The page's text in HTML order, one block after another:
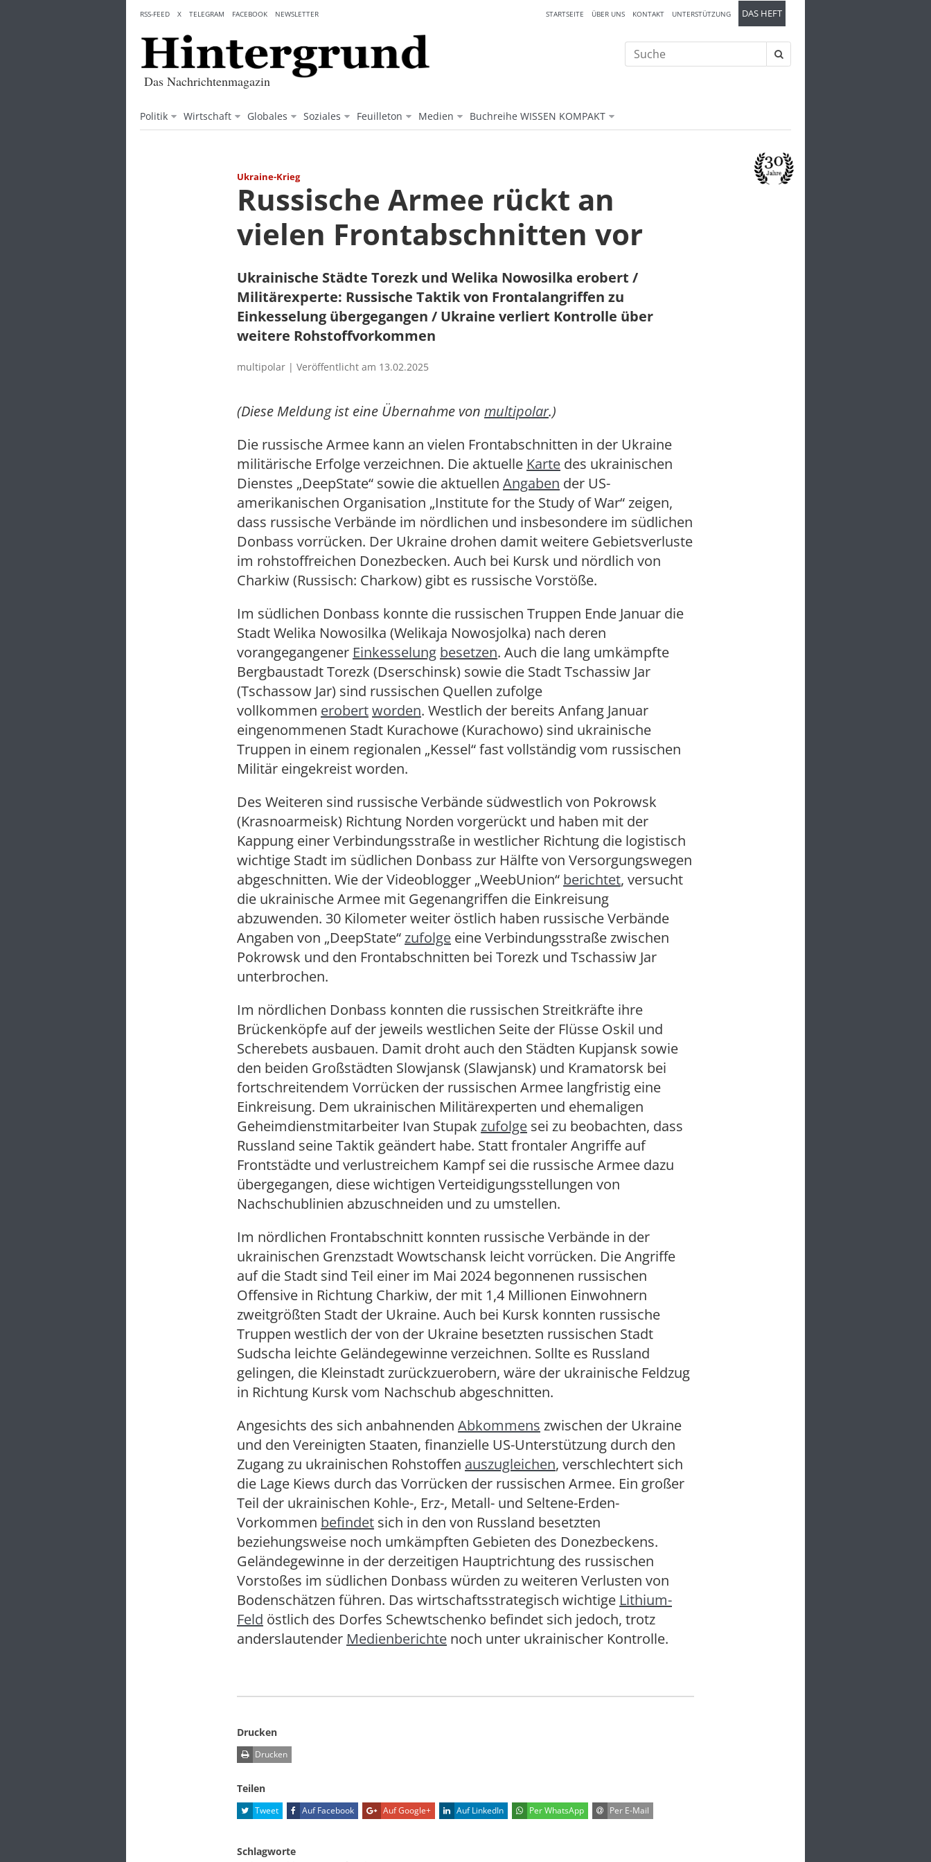
content
Das Nachrichtenmagazin
Politik Wirtschaft Globales Soziales Feuilleton Medien Buchreihe WISSEN KOMPAKT
STARTSEITE ÜBER UNS KONTAKT UNTERSTÜTZUNG DAS HEFT
RSS-FEED X TELEGRAM FACEBOOK NEWSLETTER
Suche
nach:
Ukraine-Krieg
Russische Armee rückt an
vielen Frontabschnitten vor
Ukrainische Städte Torezk und Welika Nowosilka erobert /
Militärexperte: Russische Taktik von Frontalangriffen zu
Einkesselung übergegangen / Ukraine verliert Kontrolle über
weitere Rohstoffvorkommen
multipolar | Veröffentlicht am 13.02.2025
(Diese Meldung ist eine Übernahme von multipolar.)
Die russische Armee kann an vielen Frontabschnitten in der Ukraine
militärische Erfolge verzeichnen. Die aktuelle Karte des ukrainischen
Dienstes „DeepState“ sowie die aktuellen Angaben der US-
amerikanischen Organisation „Institute for the Study of War“ zeigen,
dass russische Verbände im nördlichen und insbesondere im südlichen
Donbass vorrücken. Der Ukraine drohen damit weitere Gebietsverluste
im rohstoffreichen Donezbecken. Auch bei Kursk und nördlich von
Charkiw (Russisch: Charkow) gibt es russische Vorstöße.
Im südlichen Donbass konnte die russischen Truppen Ende Januar die
Stadt Welika Nowosilka (Welikaja Nowosjolka) nach deren
vorangegangener Einkesselung besetzen. Auch die lang umkämpfte
Bergbaustadt Torezk (Dserschinsk) sowie die Stadt Tschassiw Jar
(Tschassow Jar) sind russischen Quellen zufolge
vollkommen erobertworden. Westlich der bereits Anfang Januar
eingenommenen Stadt Kurachowe (Kurachowo) sind ukrainische
Truppen in einem regionalen „Kessel“ fast vollständig vom russischen
Militär eingekreist worden.
Des Weiteren sind russische Verbände südwestlich von Pokrowsk
(Krasnoarmeisk) Richtung Norden vorgerückt und haben mit der
Kappung einer Verbindungsstraße in westlicher Richtung die logistisch
wichtige Stadt im südlichen Donbass zur Hälfte von Versorgungswegen
abgeschnitten. Wie der Videoblogger „WeebUnion“ berichtet, versucht
die ukrainische Armee mit Gegenangriffen die Einkreisung
abzuwenden. 30 Kilometer weiter östlich haben russische Verbände
Angaben von „DeepState“zufolge eine Verbindungsstraße zwischen
Pokrowsk und den Frontabschnitten bei Torezk und Tschassiw Jar
unterbrochen.
Im nördlichen Donbass konnten die russischen Streitkräfte ihre
Brückenköpfe auf der jeweils westlichen Seite der Flüsse Oskil und
Scherebets ausbauen. Damit droht auch den Städten Kupjansk sowie
den beiden Großstädten Slowjansk (Slawjansk) und Kramatorsk bei
fortschreitendem Vorrücken der russischen Armee langfristig eine
Einkreisung. Dem ukrainischen Militärexperten und ehemaligen
Geheimdienstmitarbeiter Ivan Stupak zufolge sei zu beobachten, dass
Russland seine Taktik geändert habe. Statt frontaler Angriffe auf
Frontstädte und verlustreichem Kampf sei die russische Armee dazu
übergegangen, diese wichtigen Verteidigungsstellungen von
Nachschublinien abzuschneiden und zu umstellen.
Im nördlichen Frontabschnitt konnten russische Verbände in der
ukrainischen Grenzstadt Wowtschansk leicht vorrücken. Die Angriffe
auf die Stadt sind Teil einer im Mai 2024 begonnenen russischen
Offensive in Richtung Charkiw, der mit 1,4 Millionen Einwohnern
zweitgrößten Stadt der Ukraine. Auch bei Kursk konnten russische
Truppen westlich der von der Ukraine besetzten russischen Stadt
Sudscha leichte Geländegewinne verzeichnen. Sollte es Russland
gelingen, die Kleinstadt zurückzuerobern, wäre der ukrainische Feldzug
in Richtung Kursk vom Nachschub abgeschnitten.
Angesichts des sich anbahnenden Abkommens zwischen der Ukraine
und den Vereinigten Staaten, finanzielle US-Unterstützung durch den
Zugang zu ukrainischen Rohstoffen auszugleichen, verschlechtert sich
die Lage Kiews durch das Vorrücken der russischen Armee. Ein großer
Teil der ukrainischen Kohle-, Erz-, Metall- und Seltene-Erden-
Vorkommen befindet sich in den von Russland besetzten
beziehungsweise noch umkämpften Gebieten des Donezbeckens.
Geländegewinne in der derzeitigen Hauptrichtung des russischen
Vorstoßes im südlichen Donbass würden zu weiteren Verlusten von
Bodenschätzen führen. Das wirtschaftsstrategisch wichtige Lithium-
Feld östlich des Dorfes Schewtschenko befindet sich jedoch, trotz
anderslautender Medienberichte noch unter ukrainischer Kontrolle.
Drucken
Drucken
Teilen
Tweet Auf Facebook Auf Google+ Auf LinkedIn Per WhatsApp Per E-Mail
Schlagworte